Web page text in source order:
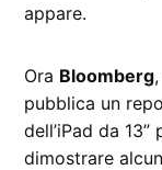
appare.
Ora Bloomberg
pubblica un
dell’iPad da
dimostrare